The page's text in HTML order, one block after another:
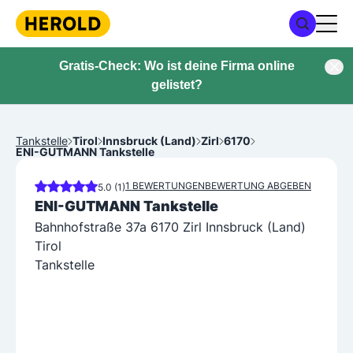
Gratis-Check: Wo ist deine Firma online
gelistet?
Tankstelle Tirol Innsbruck (Land) Zirl 6170
ENI-GUTMANN Tankstelle
5.0 (1)1 BEWERTUNGENBEWERTUNG ABGEBEN
ENI-GUTMANN Tankstelle
Bahnhofstraße 37a 6170 Zirl Innsbruck (Land)
Tirol
Tankstelle